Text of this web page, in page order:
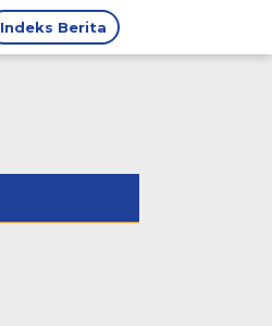
Indeks Berita